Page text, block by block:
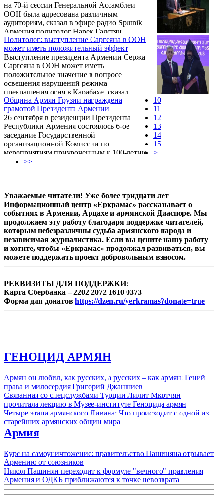
на 70-й сессии Генеральной Ассамблеи
ООН была адресована различным
аудиториям, сказал в эфире радио Sputnik
Армения политолог Нарек Галстян.
Политолог: выступление Саргсяна в ООН
может иметь положительный эффект
Выступление президента Армении Сержа
Саргсяна в ООН может иметь
положительное значение в вопросе
освещения нарушений режима
прекращения огня в Карабахе, сказал
порталу Sputnik Армения глава
Департамента политических исследований
Института Кавказа Сергей Минасян.
Община Армян Грузии награждена
грамотой Президента Армении
26 сентября в резиденции Президента
Республики Армения состоялось 6-ое
заседание Государственной
организационной Комиссии по
мероприятиям приуроченным к 100-летию
Геноцида армянского народа.
10
11
12
13
14
15
>
>>
Уважаемые читатели! Уже более тридцати лет
Информационный центр «Еркрамас» рассказывает о
событиях в Армении, Арцахе и армянской Диаспоре. Мы
продолжаем эту работу благодаря поддержке читателей,
которым небезразличны судьба армянского народа и
независимая журналистика. Если вы цените нашу работу
и хотите, чтобы «Еркрамас» продолжал развиваться, вы
можете поддержать проект добровольным взносом.
РЕКВИЗИТЫ ДЛЯ ПОДДЕРЖКИ:
Карта Сбербанка – 2202 2072 1610 0373
Форма для донатов https://dzen.ru/yerkramas?donate=true
ГЕНОЦИД АРМЯН
Армян он любил, как русских, а русских – как армян: Гений
права и милосердия Григорий Джаншиев
Связанная со спецслужбами Турции Лилит Мкртчян
прочитала лекцию в Музее-институте Геноцида армян
Четыре этапа армянского Ливана: Что происходит с одной из
старейших армянских общин мира
Армия
Курс на самоуничтожение: правительство Пашиняна отрывает
Армению от союзников
Никол Пашинян переходит к формуле "вечного" правления
Армения и ОДКБ приближаются к точке невозврата